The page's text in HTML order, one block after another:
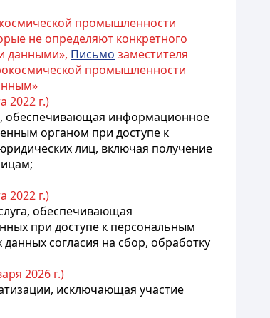
промышленности
не определяют конкретного
данными», Письмо заместителя
промышленности
2022 г.)
обеспечивающая информационное
органом при доступе к
лиц, включая получение
2022 г.)
обеспечивающая
при доступе к персональным
согласия на сбор, обработку
2026 г.)
исключающая участие